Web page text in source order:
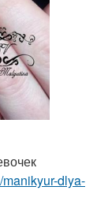
dlya-